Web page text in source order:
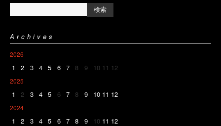
Archives
2026
1 2 3 4 5 6 7 8 9 10 11 12
2025
1 2 3 4 5 6 7 8 9 10 11 12
2024
1 2 3 4 5 6 7 8 9 10 11 12